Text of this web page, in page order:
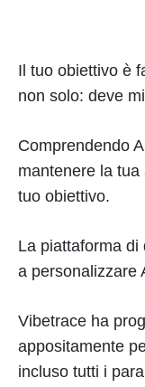
Il tuo obiettivo è
non solo: deve
Comprendendo
mantenere la tua
tuo obiettivo.
La piattaforma
a personalizzare
Vibetrace ha
appositamente
incluso tutti i